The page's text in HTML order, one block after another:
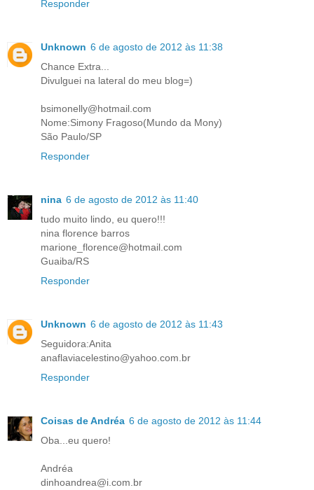
Responder
Unknown 6 de agosto de 2012 às 11:38
Chance Extra...
Divulguei na lateral do meu blog=)
bsimonelly@hotmail.com
Nome:Simony Fragoso(Mundo da Mony)
São Paulo/SP
Responder
nina 6 de agosto de 2012 às 11:40
tudo muito lindo, eu quero!!!
nina florence barros
marione_florence@hotmail.com
Guaiba/RS
Responder
Unknown 6 de agosto de 2012 às 11:43
Seguidora:Anita
anaflaviacelestino@yahoo.com.br
Responder
Coisas de Andréa 6 de agosto de 2012 às 11:44
Oba...eu quero!
Andréa
dinhoandrea@i.com.br